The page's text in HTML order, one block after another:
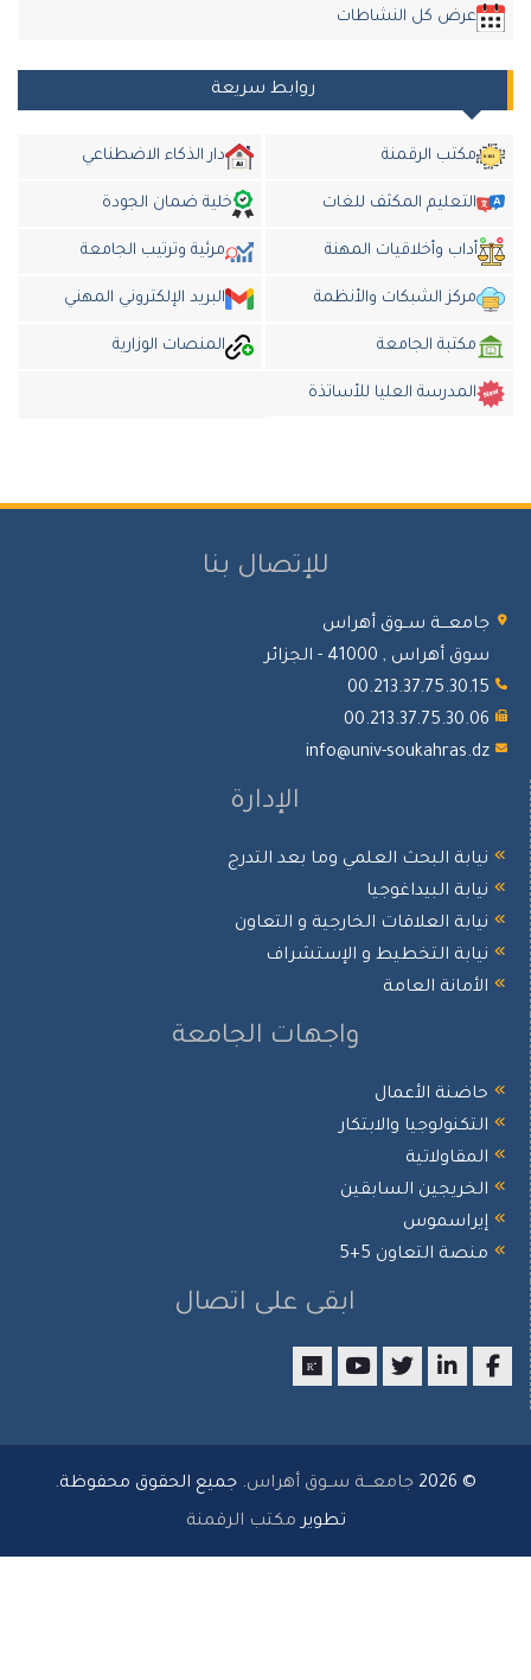
عرض كل النشاطات
روابط سريعة
مكتب الرقمنة دار الذكاء الاضطناعي
التعليم المكثف للغات خلية ضمان الجودة
أداب وأخلاقيات المهنة مرئية وترتيب الجامعة
مركز الشبكات والأنظمة البريد الإلكتروني المهني
مكتبة الجامعة المنصات الوزارية
المدرسة العليا للأساتذة
للإتصال بنا
ســوق أهراس
أهراس , 41000 - الجزائر
info@univ-
الإدارة
البحث العلمي وما بعد التدرج
البيداغوجيا
العلاقات الخارجية و التعاون
التخطيط و الإستشراف
العامة
واجهات الجامعة
الأعمال
والابتكار
السابقين
التعاون 5+5
ابقى على اتصال
جامعـــة ســوق أهراس. جميع الحقوق محفوظة.
تطويرمكتب الرقمنة